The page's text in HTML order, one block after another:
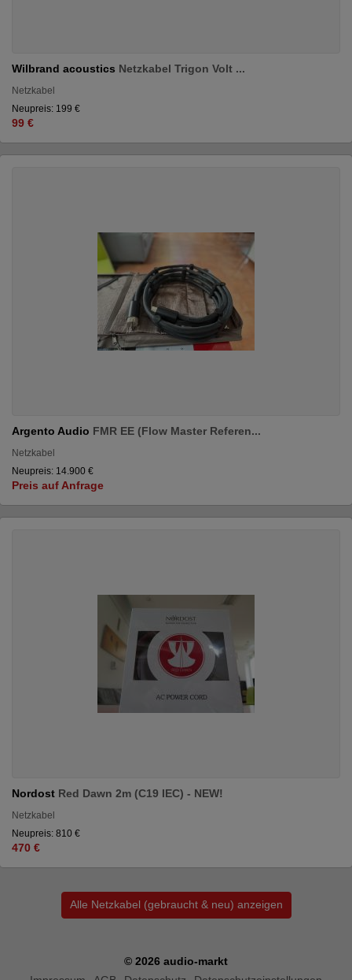
Wilbrand acoustics Netzkabel Trigon Volt ...
Netzkabel
Neupreis: 199 €
99 €
Argento Audio FMR EE (Flow Master Referen...
Netzkabel
Neupreis: 14.900 €
Preis auf Anfrage
Nordost Red Dawn 2m (C19 IEC) - NEW!
Netzkabel
Neupreis: 810 €
470 €
Alle Netzkabel (gebraucht & neu) anzeigen
© 2026 audio-markt